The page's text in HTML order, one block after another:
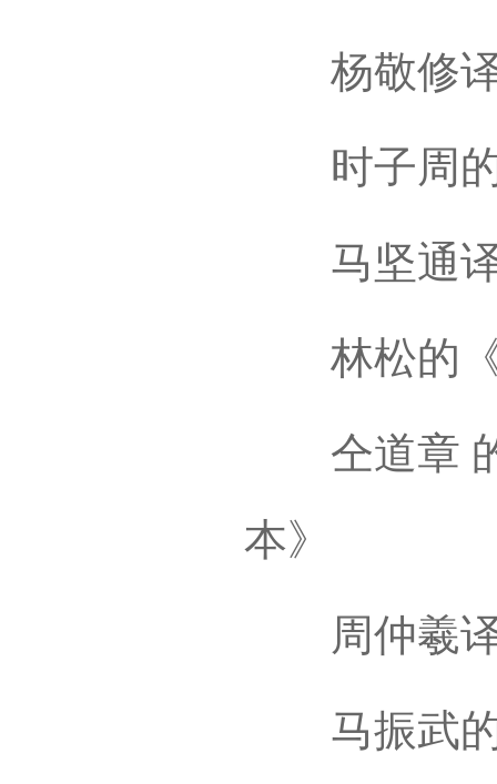
杨敬修译
时子周的
马坚通译
林松的《
仝道章 的
本》
周仲羲译
马振武的